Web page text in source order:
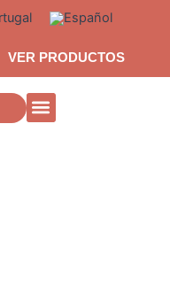
VER PRODUCTOS